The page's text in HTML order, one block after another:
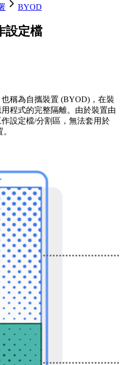
BYOD
設定檔
稱為自攜裝置 (BYOD)，在裝
程式的完整隔離。由於裝置由
設定檔/分割區，無法套用於